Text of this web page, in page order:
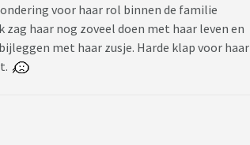
voor haar rol binnen de familie
haar nog zoveel doen met haar leven en
met haar zusje. Harde klap voor haar